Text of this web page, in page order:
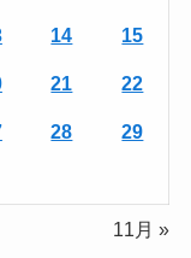
14 15
21 22
28 29
11月 »